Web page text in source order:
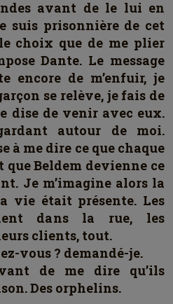
avant de le lui en
suis prisonnière de cet
choix que de me plier
Dante. Le message
encore de m’enfuir, je
se relève, je fais de
dise de venir avec eux.
autour de moi.
à me dire ce que chaque
Beldem devienne ce
Je m’imagine alors la
vie était présente. Les
dans la rue, les
clients, tout.
vous ? demandé-je.
de me dire qu’ils
Des orphelins.